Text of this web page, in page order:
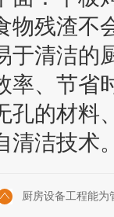
物残渣不
于清洁的
率、节省
孔的材料
清洁技术
厨房设备工程能为